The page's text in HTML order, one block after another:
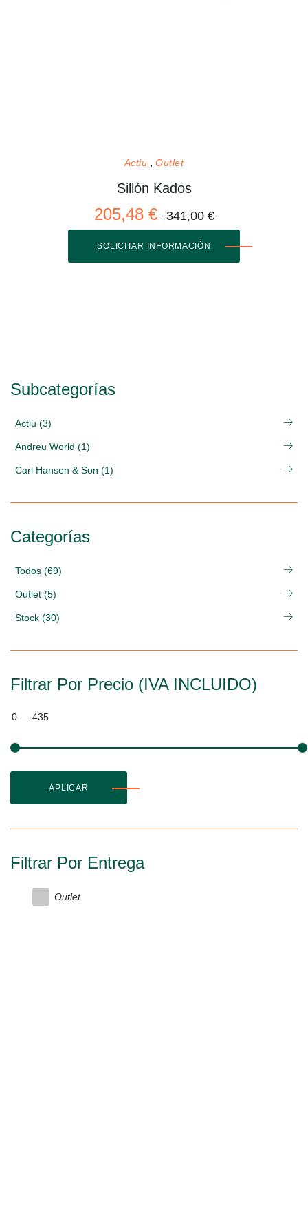
Actiu Outlet
Sillón Kados
205,48 € 341,00 €
SOLICITAR INFORMACIÓN
Subcategorías
Actiu (3)
Andreu World (1)
Carl Hansen & Son (1)
Categorías
Todos (69)
Outlet (5)
Stock (30)
Filtrar Por Precio (IVA INCLUIDO)
0 — 435
APLICAR
Filtrar Por Entrega
Outlet